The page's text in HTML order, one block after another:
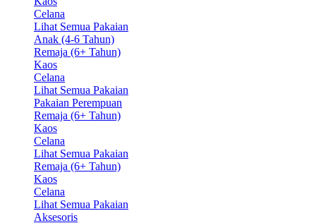
Celana
Lihat Semua Pakaian
Anak (4-6 Tahun)
Remaja (6+ Tahun)
Kaos
Celana
Lihat Semua Pakaian
Pakaian Perempuan
Remaja (6+ Tahun)
Kaos
Celana
Lihat Semua Pakaian
Remaja (6+ Tahun)
Kaos
Celana
Lihat Semua Pakaian
Aksesoris